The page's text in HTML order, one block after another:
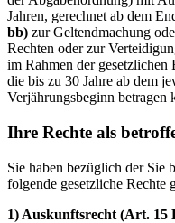
Jahren, gerechnet ab dem
bb) zur Geltendmachung
Rechten oder zur
im Rahmen der gesetzlichen
die bis zu 30 Jahre ab dem
Verjährungsbeginn betragen
Ihre Rechte als
Sie haben bezüglich der Sie
folgende gesetzliche Rechte
1) Auskunftsrecht (Art. 15